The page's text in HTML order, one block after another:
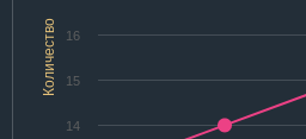
Количество
14
15
16